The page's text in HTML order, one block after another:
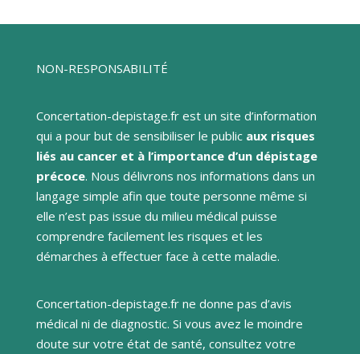
NON-RESPONSABILITÉ
Concertation-depistage.fr est un site d’information
qui a pour but de sensibiliser le public aux risques
liés au cancer et à l’importance d’un dépistage
précoce. Nous délivrons nos informations dans un
langage simple afin que toute personne même si
elle n’est pas issue du milieu médical puisse
comprendre facilement les risques et les
démarches à effectuer face à cette maladie.
Concertation-depistage.fr ne donne pas d’avis
médical ni de diagnostic. Si vous avez le moindre
doute sur votre état de santé, consultez votre